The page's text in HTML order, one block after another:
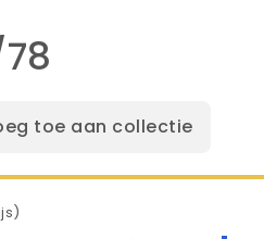
toe aan collectie